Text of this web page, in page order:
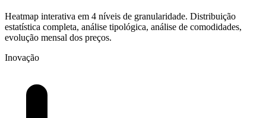
Heatmap interativa em 4 níveis de granularidade. Distribuição
estatística completa, análise tipológica, análise de comodidades,
evolução mensal dos preços.
Inovação